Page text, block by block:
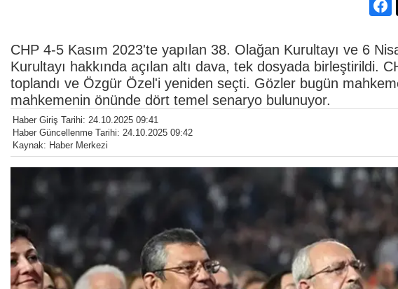
CHP 4-5 Kasım 2023'te yapılan 38. Olağan Kurultayı ve 6
Kurultayı hakkında açılan altı dava, tek dosyada birleştirildi.
toplandı ve Özgür Özel'i yeniden seçti. Gözler bugün
mahkemenin önünde dört temel senaryo bulunuyor.
Haber Giriş Tarihi: 24.10.2025 09:41
Haber Güncellenme Tarihi: 24.10.2025 09:42
Kaynak: Haber Merkezi